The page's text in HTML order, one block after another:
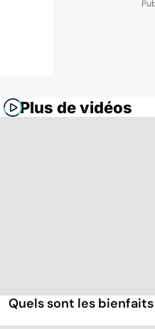
Plus de vidéos
Quels sont les